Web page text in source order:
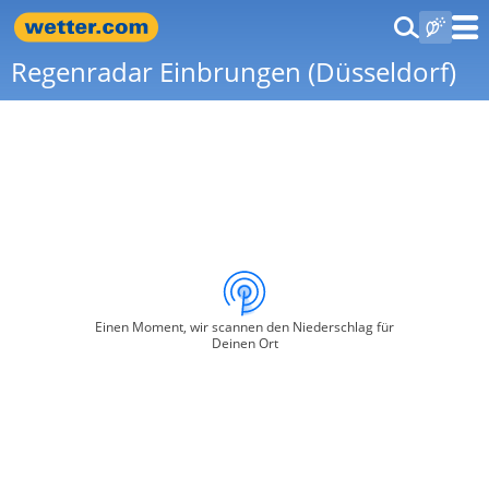
Regenradar Einbrungen (Düsseldorf)
Einen Moment, wir scannen den Niederschlag für
Deinen Ort